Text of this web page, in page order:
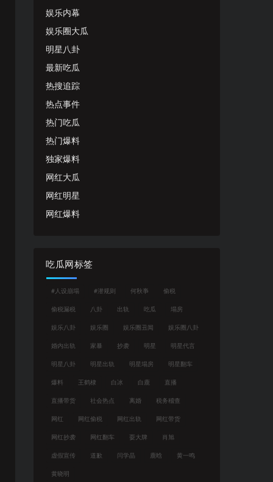
娱乐内幕
娱乐圈大瓜
明星八卦
最新吃瓜
热搜追踪
热点事件
热门吃瓜
热门爆料
独家爆料
网红大瓜
网红明星
网红爆料
吃瓜网标签
#人设崩塌 #潜规则 何秋亊 偷税
偷税漏税 八卦 出轨 吃瓜 塌房
娱乐八卦 娱乐圈 娱乐圈丑闻 娱乐圈八卦
婚内出轨 家暴 抄袭 明星 明星代言
明星八卦 明星出轨 明星塌房 明星翻车
爆料 王鹤棣 白冰 白鹿 直播
直播带货 社会热点 离婚 税务稽查
网红 网红偷税 网红出轨 网红带货
网红抄袭 网红翻车 耍大牌 肖旭
虚假宣传 道歉 闫学晶 鹿晗 黄一鸣
黄晓明